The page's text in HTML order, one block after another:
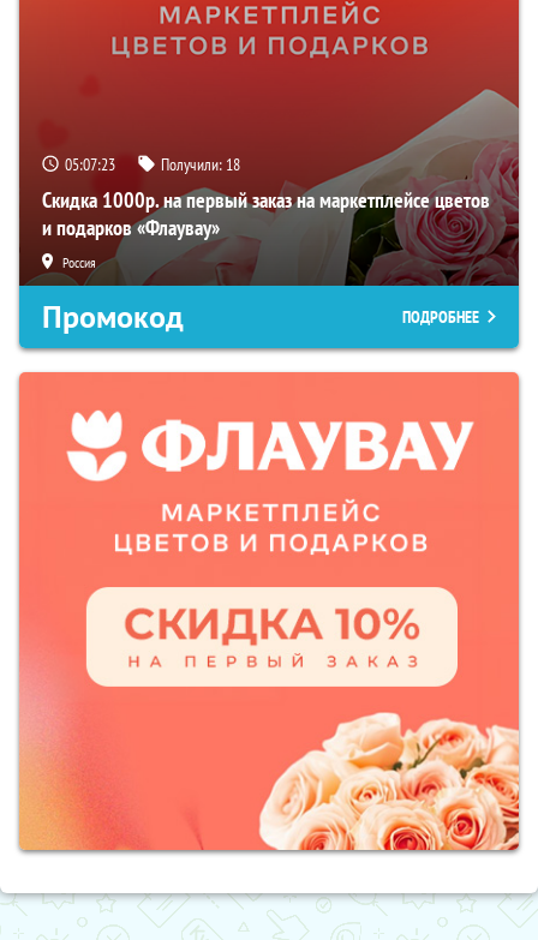
05:07:22 Получили: 18
Скидка 1000р. на первый заказ на маркетплейсе цветов
и подарков «Флаувау»
Россия
Промокод ПОДРОБНЕЕ